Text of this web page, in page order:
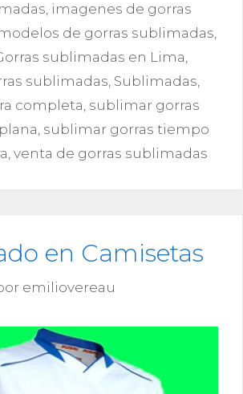
, imagenes de gorras
de gorras sublimadas,
sublimadas en Lima,
sublimadas, Sublimadas,
completa, sublimar gorras
, sublimar gorras tiempo
, venta de gorras sublimadas
en Camisetas
emiliovereau